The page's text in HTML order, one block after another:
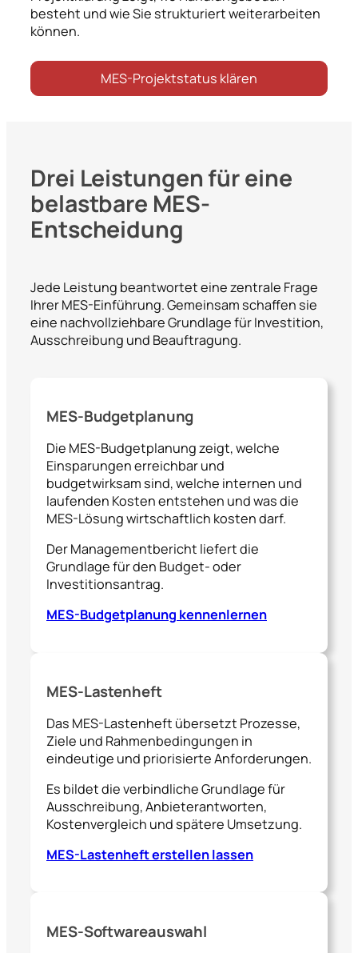
besteht und wie Sie strukturiert weiterarbeiten
können.
MES-Projektstatus klären
Drei Leistungen für eine
belastbare MES-
Entscheidung
Jede Leistung beantwortet eine zentrale Frage
Ihrer MES-Einführung. Gemeinsam schaffen sie
eine nachvollziehbare Grundlage für Investition,
Ausschreibung und Beauftragung.
MES-Budgetplanung
Die MES-Budgetplanung zeigt, welche
Einsparungen erreichbar und
budgetwirksam sind, welche internen und
laufenden Kosten entstehen und was die
MES-Lösung wirtschaftlich kosten darf.
Der Managementbericht liefert die
Grundlage für den Budget- oder
Investitionsantrag.
MES-Budgetplanung kennenlernen
MES-Lastenheft
Das MES-Lastenheft übersetzt Prozesse,
Ziele und Rahmenbedingungen in
eindeutige und priorisierte Anforderungen.
Es bildet die verbindliche Grundlage für
Ausschreibung, Anbieterantworten,
Kostenvergleich und spätere Umsetzung.
MES-Lastenheft erstellen lassen
MES-Softwareauswahl